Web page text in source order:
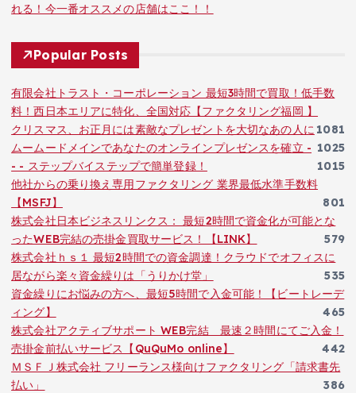
れる！今一番オススメの店舗はここ！！
Popular Posts
有限会社トラスト・コーポレーション 最短3時間で買取！低手数
料！西日本エリアに特化、全国対応【ファクタリング福岡 】
1081
クリスマス、お正月には素敵なプレゼントを大切なあの人に
1025
ムームードメインであなたのオンラインプレゼンスを確立 -
- - ステップバイステップで簡単登録！
1015
他社からの乗り換え専用ファクタリング 業界最低水準手数料
【MSFJ】
801
株式会社日本ビジネスリンクス： 最短2時間で資金化が可能とな
ったWEB完結の売掛金買取サービス！【LINK】
579
株式会社ｈｓ１ 最短2時間での資金調達！クラウドでオフィスに
居ながら楽々資金繰りは「うりかけ堂」
535
資金繰りにお悩みの方へ、最短5時間で入金可能！【ビートレーデ
ィング】
465
株式会社アクティブサポート WEB完結 最速２時間にてご入金！
売掛金前払いサービス【QuQuMo online】
442
ＭＳＦＪ株式会社 フリーランス様向けファクタリング「請求書先
払い」
386